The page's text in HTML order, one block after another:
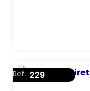
Ref. 229